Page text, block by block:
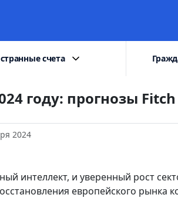
счета
году: прогнозы
2024
интеллект, и уверенный рост
европейского рынка